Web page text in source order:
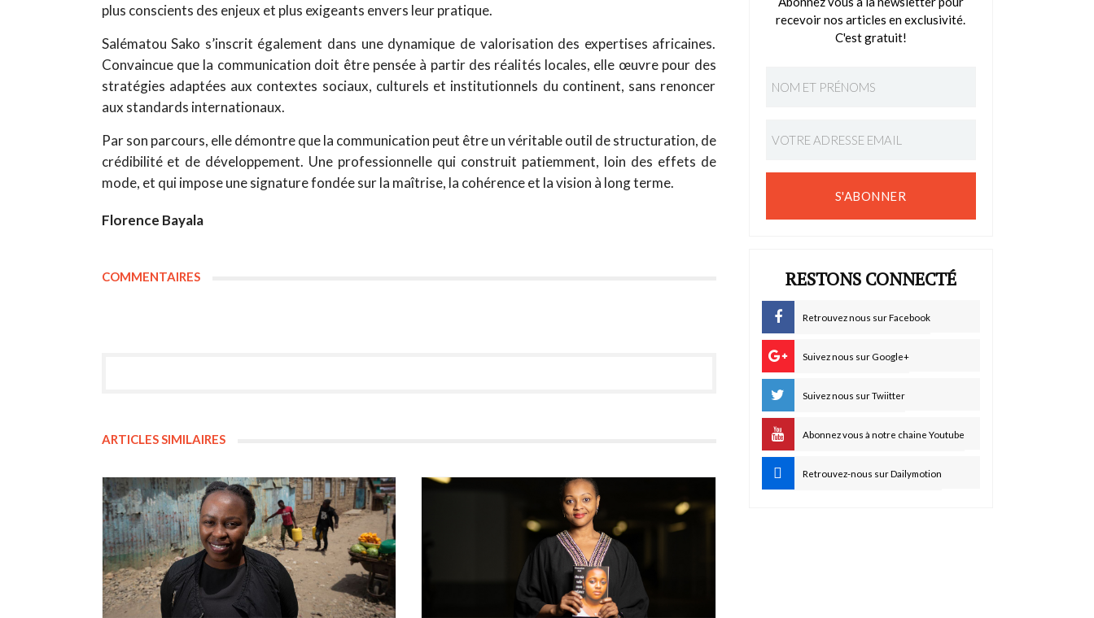
plus conscients des enjeux et plus exigeants envers leur pratique.
Salématou Sako s’inscrit également dans une dynamique de valorisation des expertises africaines.
Convaincue que la communication doit être pensée à partir des réalités locales, elle œuvre pour des
stratégies adaptées aux contextes sociaux, culturels et institutionnels du continent, sans renoncer
aux standards internationaux.
Par son parcours, elle démontre que la communication peut être un véritable outil de structuration, de
crédibilité et de développement. Une professionnelle qui construit patiemment, loin des effets de
mode, et qui impose une signature fondée sur la maîtrise, la cohérence et la vision à long terme.
Florence Bayala
COMMENTAIRES
ARTICLES SIMILAIRES
recevoir nos articles en exclusivité.
C'est gratuit!
S'ABONNER
RESTONS CONNECTÉ
Retrouvez nous sur Facebook
Suivez nous sur Google+
Suivez nous sur Twiitter
Abonnez vous à notre chaine Youtube
Retrouvez-nous sur Dailymotion